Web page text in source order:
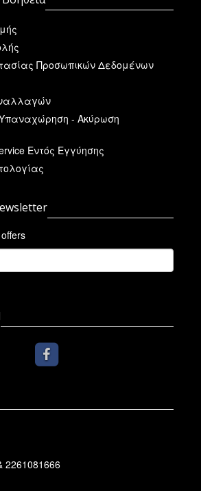
Προσωπικών Δεδομένων
- Ακύρωση
Εντός Εγγύησης
2261081666